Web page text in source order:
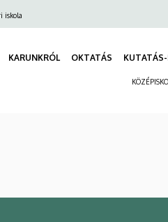
iskola
KARUNKRÓL OKTATÁS KUTATÁS-